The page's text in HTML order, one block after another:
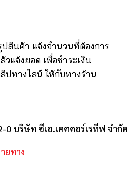
ปสินค้า แจ้งจำนวนที่ต้องการ
แจ้งยอด เพื่อชำระเงิน
ปทางไลน์ ให้กับทางร้าน
0 บริษัท ซีเอ.เคคคอร์เรทีฟ จำกัด
ยทาง